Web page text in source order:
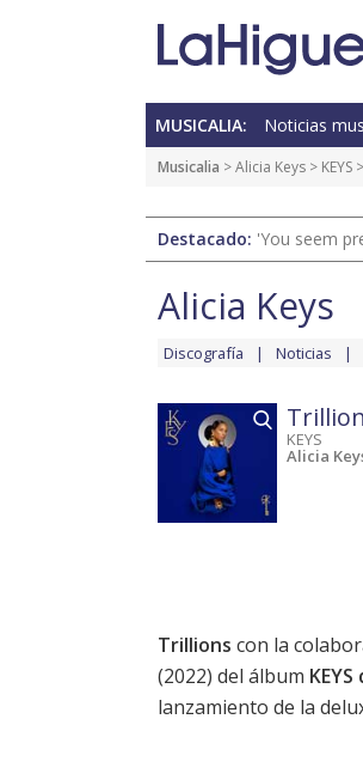
MUSICALIA: Noticias
Musicalia >Alicia Keys > KEYS
Destacado: 'You seem
Alicia Keys
Discografía Noticias
KEYS
Alicia
Trillions con la
(2022) del álbum
lanzamiento de la